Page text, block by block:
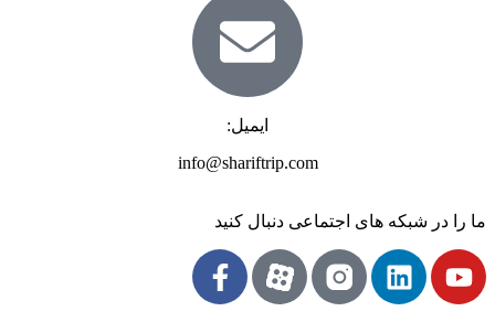
ایمیل:
info@shariftrip.com
ما را در شبکه های اجتماعی دنبال کنید